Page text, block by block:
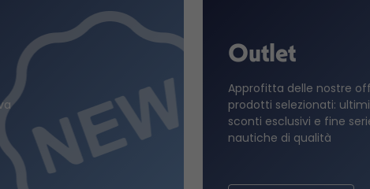
Outlet
Approfitta delle nostre
prodotti selezionati:
sconti esclusivi e fine
nautiche di qualità